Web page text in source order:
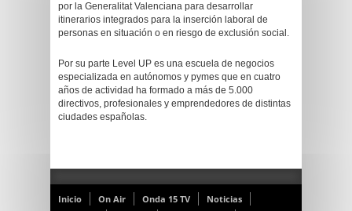
por la Generalitat Valenciana para desarrollar
itinerarios integrados para la inserción laboral de
personas en situación o en riesgo de exclusión social.
Por su parte Level UP es una escuela de negocios
especializada en autónomos y pymes que en cuatro
años de actividad ha formado a más de 5.000
directivos, profesionales y emprendedores de distintas
ciudades españolas.
Inicio On Air Onda 15 TV
Noticias